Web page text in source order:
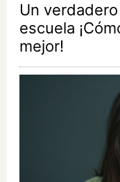
Un
escuela
mejor!